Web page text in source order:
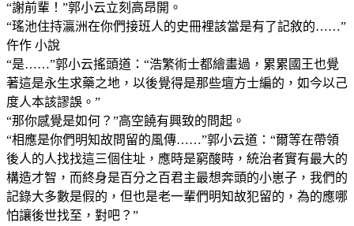
“謝前輩！”郭小云立刻高昂開。
“瑤池住持瀛洲在你們接班人的史冊裡該當是有了記敘的……”
仵作 小說
“是……”郭小云搖頭道：“浩繁術士都繪畫過，累累國王也覺
著這是永生求藥之地，以後覺得是那些壇方士編的，如今以己
度人本該謬誤。”
“那你感覺是如何？”高空饒有興致的問起。
“相應是你們明知故問留的風傳……”郭小云道：“爾等在帶領
後人的人找找這三個住址，應時是窮酸時，統治者實有最大的
構造才智，而終身是百分之百君主最想奔頭的小崽子，我們的
記錄大多數是假的，但也是老一輩們明知故犯留的，為的應哪
怕讓後世找至，對吧？”